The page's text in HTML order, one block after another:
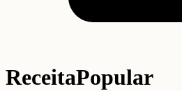
ReceitaPopular